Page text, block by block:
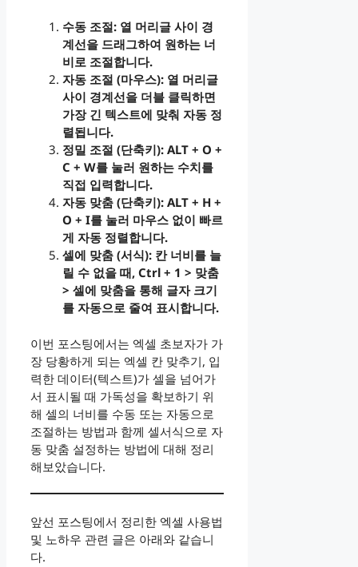
수동 조절: 열 머리글 사이 경
계선을 드래그하여 원하는 너
비로 조절합니다.
자동 조절 (마우스): 열 머리글
사이 경계선을 더블 클릭하면
가장 긴 텍스트에 맞춰 자동 정
렬됩니다.
정밀 조절 (단축키): ALT + O +
C + W를 눌러 원하는 수치를
직접 입력합니다.
자동 맞춤 (단축키): ALT + H +
O + I를 눌러 마우스 없이 빠르
게 자동 정렬합니다.
셀에 맞춤 (서식): 칸 너비를 늘
릴 수 없을 때, Ctrl + 1 > 맞춤
> 셀에 맞춤을 통해 글자 크기
를 자동으로 줄여 표시합니다.
이번 포스팅에서는 엑셀 초보자가 가
장 당황하게 되는 엑셀 칸 맞추기, 입
력한 데이터(텍스트)가 셀을 넘어가
서 표시될 때 가독성을 확보하기 위
해 셀의 너비를 수동 또는 자동으로
조절하는 방법과 함께 셀서식으로 자
동 맞춤 설정하는 방법에 대해 정리
해보았습니다.
앞선 포스팅에서 정리한 엑셀 사용법
및 노하우 관련 글은 아래와 같습니
다.